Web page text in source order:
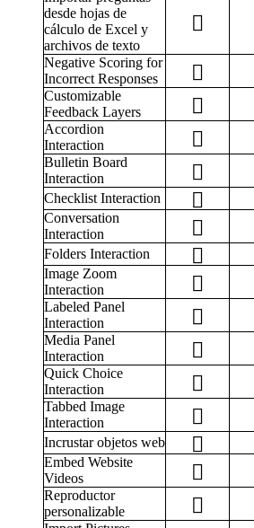
desde hojas de
cálculo de Excel y
archivos de texto
Negative Scoring for
Incorrect Responses
Customizable
Feedback Layers
Accordion
Interaction
Bulletin Board
Interaction
Checklist Interaction
Conversation
Interaction
Folders Interaction
Image Zoom
Interaction
Labeled Panel
Interaction
Media Panel
Interaction
Quick Choice
Interaction
Tabbed Image
Interaction
Incrustar objetos web
Embed Website
Videos
Reproductor
personalizable